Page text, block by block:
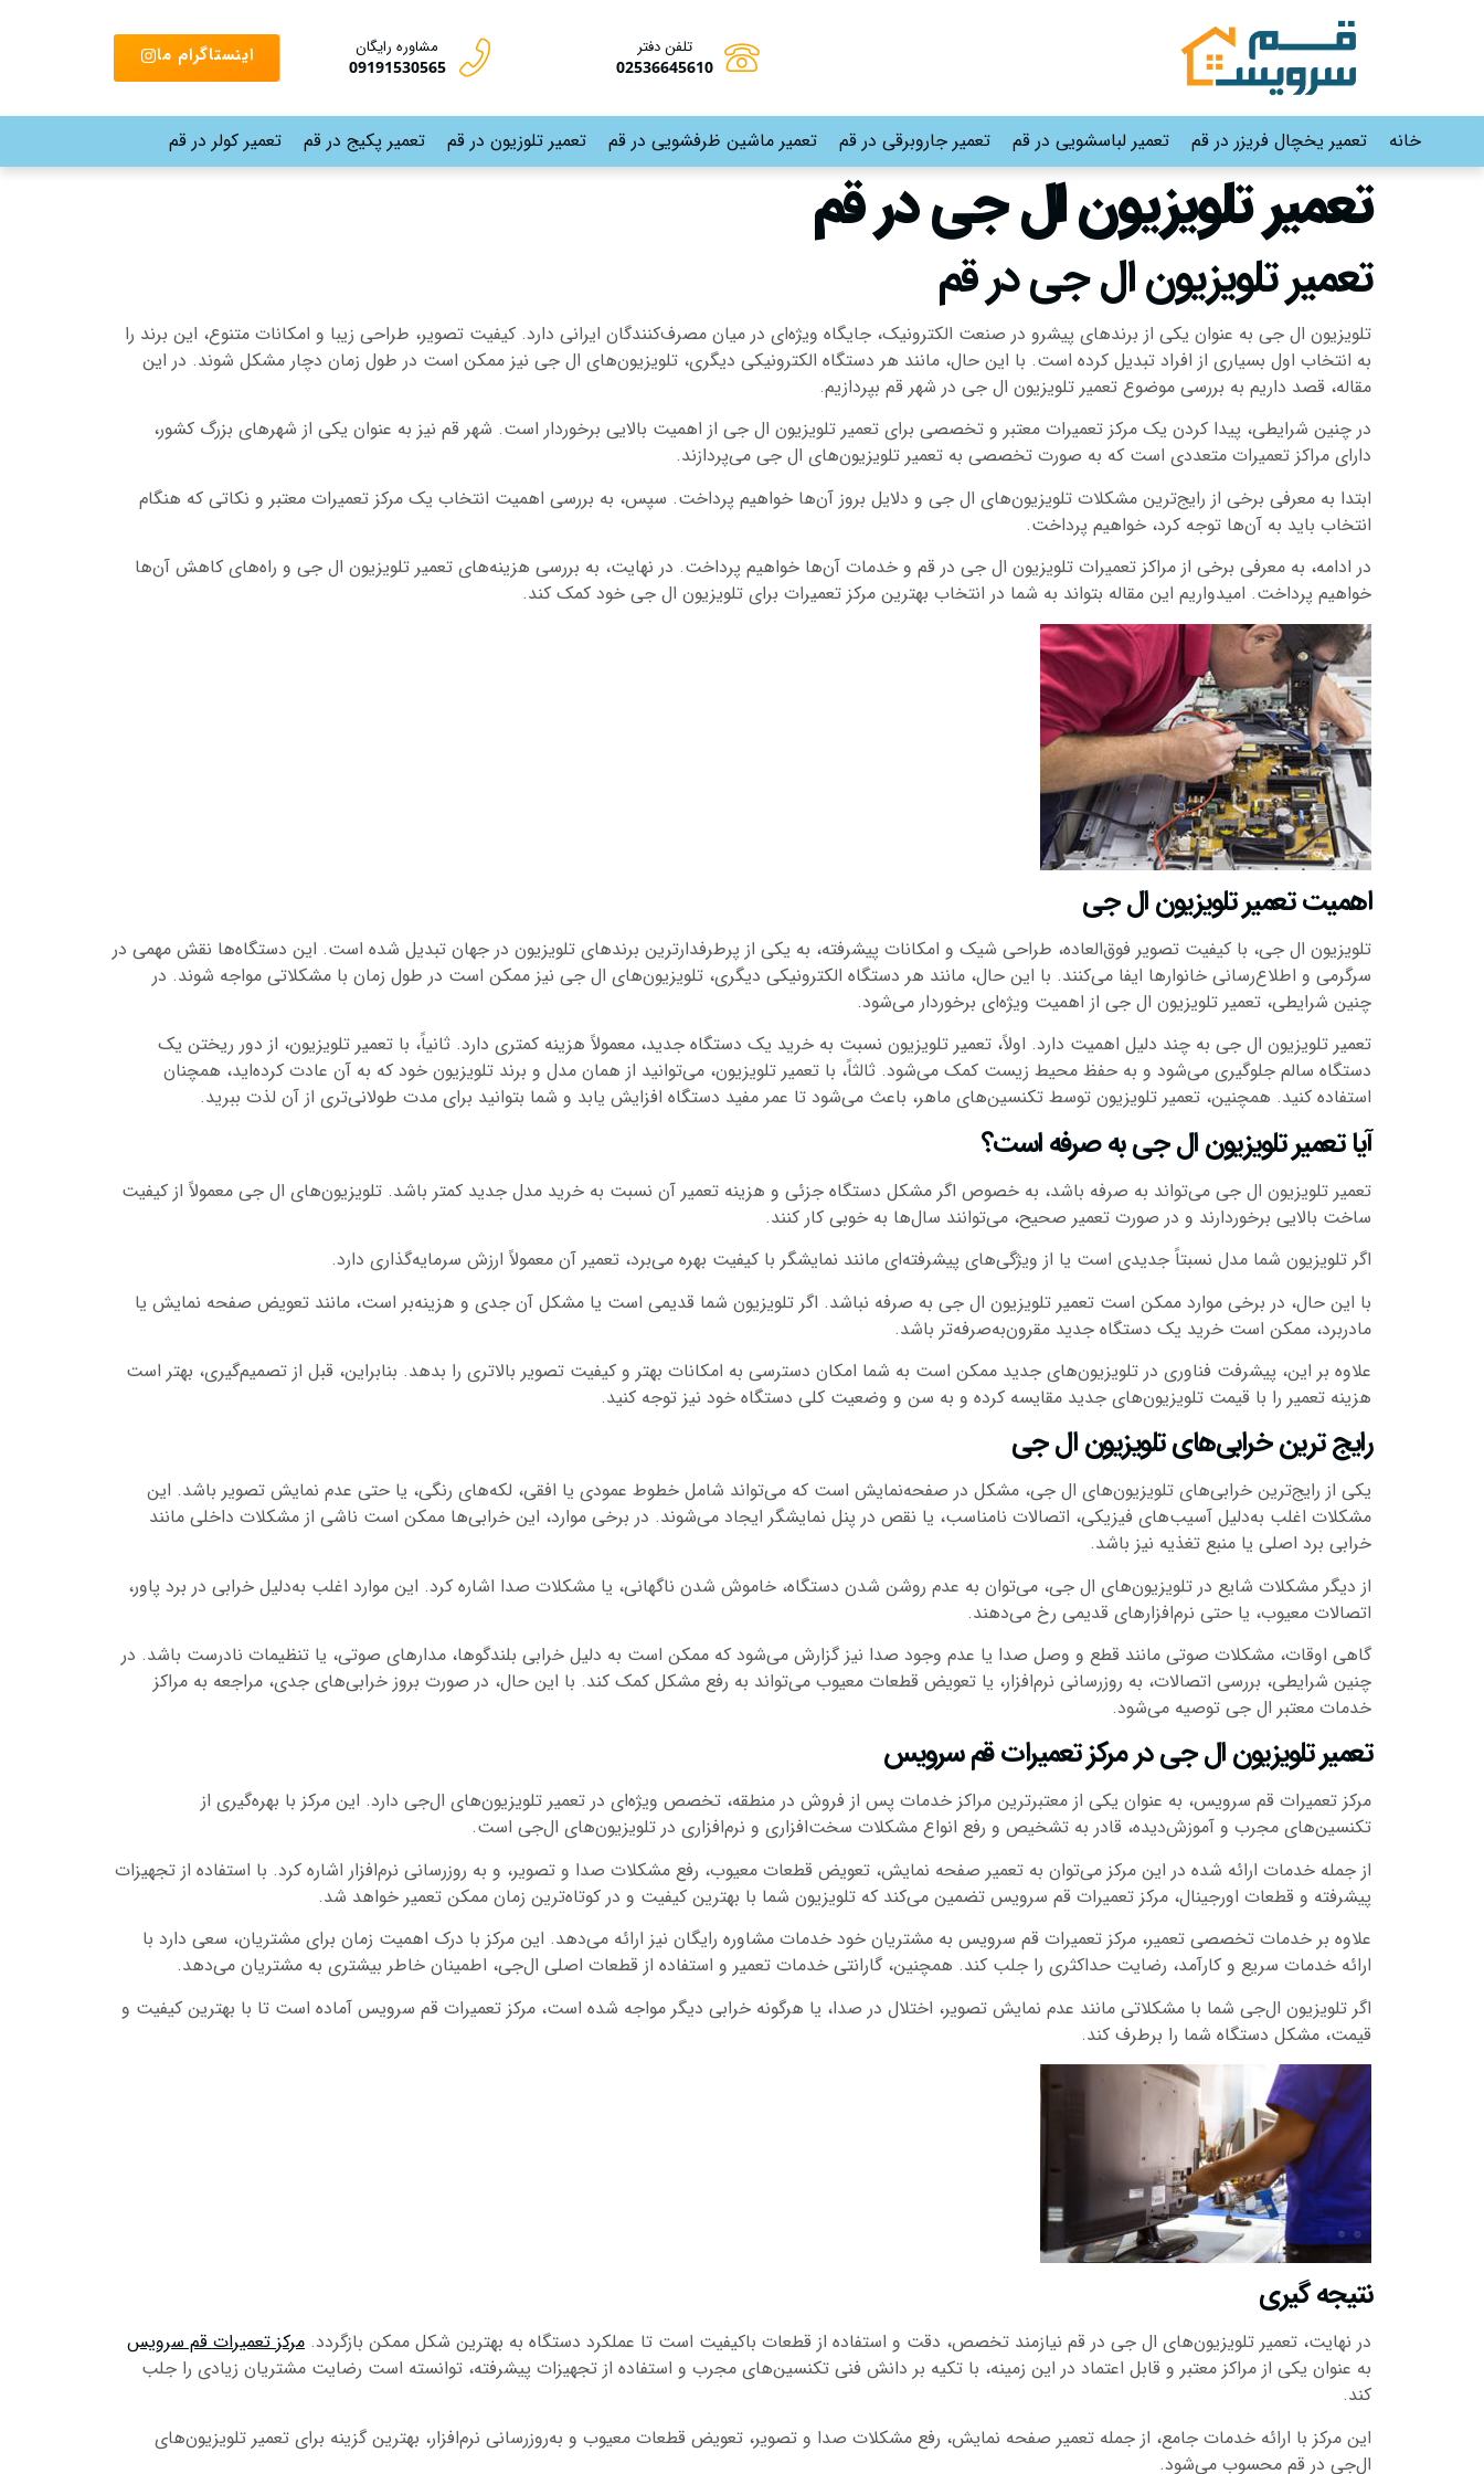
تلفن دفتر
02536645610
مشاوره رایگان
09191530565 اینستاگرام ما
خانه تعمیر یخچال فریزر در قم تعمیر لباسشویی در قم تعمیر جاروبرقی در قم تعمیر ماشین ظرفشویی در قم تعمیر تلوزیون در قم تعمیر پکیج در قم تعمیر کولر در قم
تعمیر تلویزیون ال جی در قم
تعمیر تلویزیون ال جی در قم
تلویزیون ال جی به عنوان یکی از برندهای پیشرو در صنعت الکترونیک، جایگاه ویژه‌ای در میان مصرف‌کنندگان ایرانی دارد. کیفیت تصویر، طراحی زیبا و امکانات متنوع، این برند را
به انتخاب اول بسیاری از افراد تبدیل کرده است. با این حال، مانند هر دستگاه الکترونیکی دیگری، تلویزیون‌های ال جی نیز ممکن است در طول زمان دچار مشکل شوند. در این
مقاله، قصد داریم به بررسی موضوع تعمیر تلویزیون ال جی در شهر قم بپردازیم.
در چنین شرایطی، پیدا کردن یک مرکز تعمیرات معتبر و تخصصی برای تعمیر تلویزیون ال جی از اهمیت بالایی برخوردار است. شهر قم نیز به عنوان یکی از شهرهای بزرگ کشور،
دارای مراکز تعمیرات متعددی است که به صورت تخصصی به تعمیر تلویزیون‌های ال جی می‌پردازند.
ابتدا به معرفی برخی از رایج‌ترین مشکلات تلویزیون‌های ال جی و دلایل بروز آن‌ها خواهیم پرداخت. سپس، به بررسی اهمیت انتخاب یک مرکز تعمیرات معتبر و نکاتی که هنگام
انتخاب باید به آن‌ها توجه کرد، خواهیم پرداخت.
در ادامه، به معرفی برخی از مراکز تعمیرات تلویزیون ال جی در قم و خدمات آن‌ها خواهیم پرداخت. در نهایت، به بررسی هزینه‌های تعمیر تلویزیون ال جی و راه‌های کاهش آن‌ها
خواهیم پرداخت. امیدواریم این مقاله بتواند به شما در انتخاب بهترین مرکز تعمیرات برای تلویزیون ال جی خود کمک کند.
اهمیت تعمیر تلویزیون ال جی
تلویزیون ال جی، با کیفیت تصویر فوق‌العاده، طراحی شیک و امکانات پیشرفته، به یکی از پرطرفدارترین برندهای تلویزیون در جهان تبدیل شده است. این دستگاه‌ها نقش مهمی در
سرگرمی و اطلاع‌رسانی خانوارها ایفا می‌کنند. با این حال، مانند هر دستگاه الکترونیکی دیگری، تلویزیون‌های ال جی نیز ممکن است در طول زمان با مشکلاتی مواجه شوند. در
چنین شرایطی، تعمیر تلویزیون ال جی از اهمیت ویژه‌ای برخوردار می‌شود.
تعمیر تلویزیون ال جی به چند دلیل اهمیت دارد. اولاً، تعمیر تلویزیون نسبت به خرید یک دستگاه جدید، معمولاً هزینه کمتری دارد. ثانیاً، با تعمیر تلویزیون، از دور ریختن یک
دستگاه سالم جلوگیری می‌شود و به حفظ محیط زیست کمک می‌شود. ثالثاً، با تعمیر تلویزیون، می‌توانید از همان مدل و برند تلویزیون خود که به آن عادت کرده‌اید، همچنان
استفاده کنید. همچنین، تعمیر تلویزیون توسط تکنسین‌های ماهر، باعث می‌شود تا عمر مفید دستگاه افزایش یابد و شما بتوانید برای مدت طولانی‌تری از آن لذت ببرید.
آیا تعمیر تلویزیون ال جی به صرفه است؟
تعمیر تلویزیون ال جی می‌تواند به صرفه باشد، به خصوص اگر مشکل دستگاه جزئی و هزینه تعمیر آن نسبت به خرید مدل جدید کمتر باشد. تلویزیون‌های ال جی معمولاً از کیفیت
ساخت بالایی برخوردارند و در صورت تعمیر صحیح، می‌توانند سال‌ها به خوبی کار کنند.
اگر تلویزیون شما مدل نسبتاً جدیدی است یا از ویژگی‌های پیشرفته‌ای مانند نمایشگر با کیفیت بهره می‌برد، تعمیر آن معمولاً ارزش سرمایه‌گذاری دارد.
با این حال، در برخی موارد ممکن است تعمیر تلویزیون ال جی به صرفه نباشد. اگر تلویزیون شما قدیمی است یا مشکل آن جدی و هزینه‌بر است، مانند تعویض صفحه نمایش یا
مادربرد، ممکن است خرید یک دستگاه جدید مقرون‌به‌صرفه‌تر باشد.
علاوه بر این، پیشرفت فناوری در تلویزیون‌های جدید ممکن است به شما امکان دسترسی به امکانات بهتر و کیفیت تصویر بالاتری را بدهد. بنابراین، قبل از تصمیم‌گیری، بهتر است
هزینه تعمیر را با قیمت تلویزیون‌های جدید مقایسه کرده و به سن و وضعیت کلی دستگاه خود نیز توجه کنید.
رایج ترین خرابی‌های تلویزیون ال جی
یکی از رایج‌ترین خرابی‌های تلویزیون‌های ال جی، مشکل در صفحه‌نمایش است که می‌تواند شامل خطوط عمودی یا افقی، لکه‌های رنگی، یا حتی عدم نمایش تصویر باشد. این
مشکلات اغلب به‌دلیل آسیب‌های فیزیکی، اتصالات نامناسب، یا نقص در پنل نمایشگر ایجاد می‌شوند. در برخی موارد، این خرابی‌ها ممکن است ناشی از مشکلات داخلی مانند
خرابی برد اصلی یا منبع تغذیه نیز باشد.
از دیگر مشکلات شایع در تلویزیون‌های ال جی، می‌توان به عدم روشن شدن دستگاه، خاموش شدن ناگهانی، یا مشکلات صدا اشاره کرد. این موارد اغلب به‌دلیل خرابی در برد پاور،
اتصالات معیوب، یا حتی نرم‌افزارهای قدیمی رخ می‌دهند.
گاهی اوقات، مشکلات صوتی مانند قطع‌ و وصل صدا یا عدم وجود صدا نیز گزارش می‌شود که ممکن است به‌ دلیل خرابی بلندگوها، مدارهای صوتی، یا تنظیمات نادرست باشد. در
چنین شرایطی، بررسی اتصالات، به‌ روزرسانی نرم‌افزار، یا تعویض قطعات معیوب می‌تواند به رفع مشکل کمک کند. با این حال، در صورت بروز خرابی‌های جدی، مراجعه به مراکز
خدمات معتبر ال جی توصیه می‌شود.
تعمیر تلویزیون ال جی در مرکز تعمیرات قم سرویس
مرکز تعمیرات قم سرویس، به عنوان یکی از معتبرترین مراکز خدمات پس از فروش در منطقه، تخصص ویژه‌ای در تعمیر تلویزیون‌های ال‌جی دارد. این مرکز با بهره‌گیری از
تکنسین‌های مجرب و آموزش‌دیده، قادر به تشخیص و رفع انواع مشکلات سخت‌افزاری و نرم‌افزاری در تلویزیون‌های ال‌جی است.
از جمله خدمات ارائه شده در این مرکز می‌توان به تعمیر صفحه نمایش، تعویض قطعات معیوب، رفع مشکلات صدا و تصویر، و به روزرسانی نرم‌افزار اشاره کرد. با استفاده از تجهیزات
پیشرفته و قطعات اورجینال، مرکز تعمیرات قم سرویس تضمین می‌کند که تلویزیون شما با بهترین کیفیت و در کوتاه‌ترین زمان ممکن تعمیر خواهد شد.
علاوه بر خدمات تخصصی تعمیر، مرکز تعمیرات قم سرویس به مشتریان خود خدمات مشاوره رایگان نیز ارائه می‌دهد. این مرکز با درک اهمیت زمان برای مشتریان، سعی دارد با
ارائه خدمات سریع و کارآمد، رضایت حداکثری را جلب کند. همچنین، گارانتی خدمات تعمیر و استفاده از قطعات اصلی ال‌جی، اطمینان خاطر بیشتری به مشتریان می‌دهد.
اگر تلویزیون ال‌جی شما با مشکلاتی مانند عدم نمایش تصویر، اختلال در صدا، یا هرگونه خرابی دیگر مواجه شده است، مرکز تعمیرات قم سرویس آماده است تا با بهترین کیفیت و
قیمت، مشکل دستگاه شما را برطرف کند.
نتیجه گیری
در نهایت، تعمیر تلویزیون‌های ال جی در قم نیازمند تخصص، دقت و استفاده از قطعات باکیفیت است تا عملکرد دستگاه به بهترین شکل ممکن بازگردد. مرکز تعمیرات قم سرویس
به عنوان یکی از مراکز معتبر و قابل اعتماد در این زمینه، با تکیه بر دانش فنی تکنسین‌های مجرب و استفاده از تجهیزات پیشرفته، توانسته است رضایت مشتریان زیادی را جلب
کند.
این مرکز با ارائه خدمات جامع، از جمله تعمیر صفحه نمایش، رفع مشکلات صدا و تصویر، تعویض قطعات معیوب و به‌روزرسانی نرم‌افزار، بهترین گزینه برای تعمیر تلویزیون‌های
ال‌جی در قم محسوب می‌شود.